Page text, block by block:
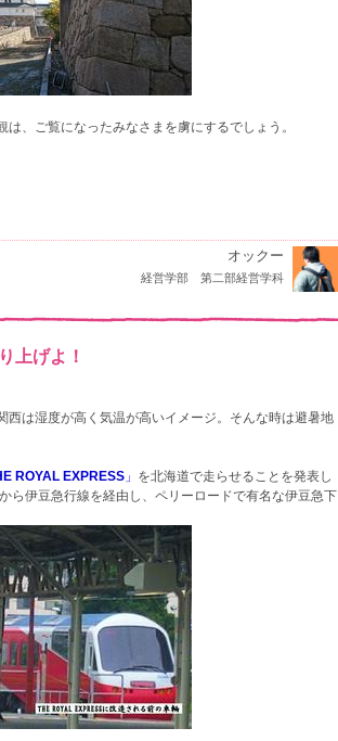
、ご覧になったみなさまを虜にするでしょう。
オックー
経営学部 第二部経営学科
上げよ！
西は湿度が高く気温が高いイメージ。そんな時は避暑地
ROYAL EXPRESS 」 を北海道で走らせることを発表し
ら伊豆急行線を経由し、ペリーロードで有名な伊豆急下